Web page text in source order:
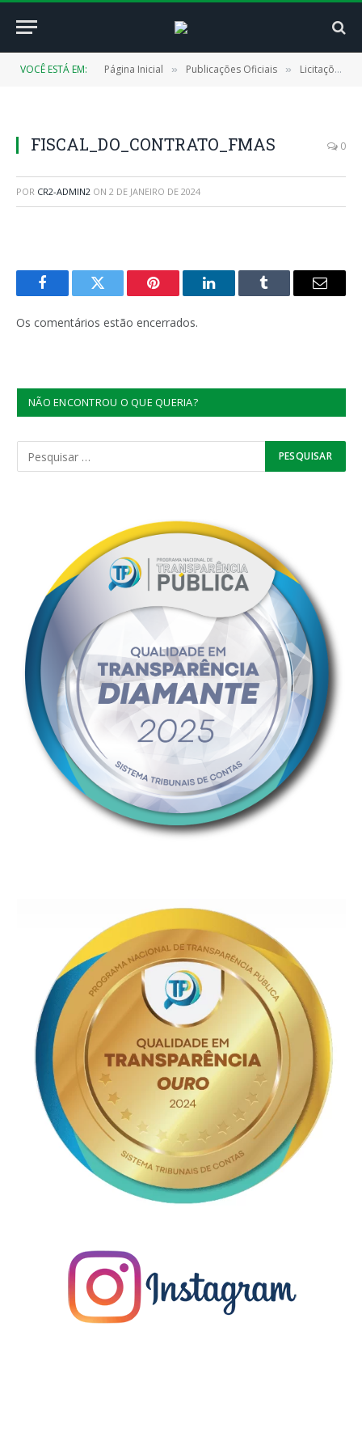
VOCÊ ESTÁ EM: Página Inicial » Publicações Oficiais » Licitações
FISCAL_DO_CONTRATO_FMAS 0
POR CR2-ADMIN2 ON 2 DE JANEIRO DE 2024
FacebookTwitter Pinterest LinkedInTumblr
E-
Os comentários estão encerrados.
NÃO ENCONTROU O QUE QUERIA?